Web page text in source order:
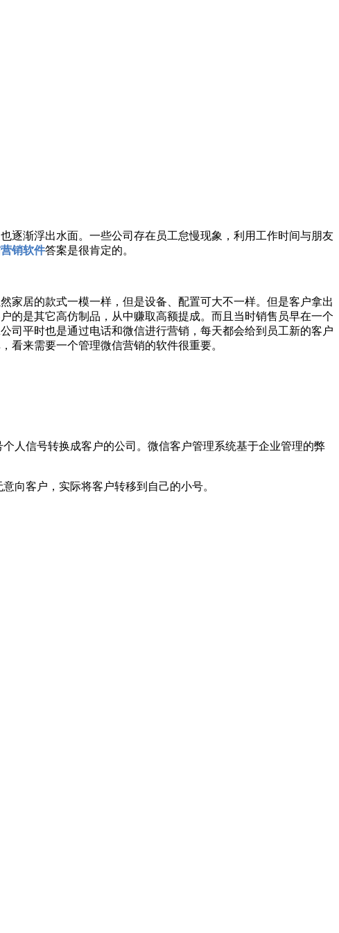
渐浮出水面。一些公司存在员工怠慢现象，利用工作时间与朋友
销软件答案是很肯定的。
居的款式一模一样，但是设备、配置可大不一样。但是客户拿出
的是其它高仿制品，从中赚取高额提成。而且当时销售员早在一个
司平时也是通过电话和微信进行营销，每天都会给到员工新的客户
看来需要一个管理微信营销的软件很重要。
信号转换成客户的公司。微信客户管理系统基于企业管理的弊
客户，实际将客户转移到自己的小号。